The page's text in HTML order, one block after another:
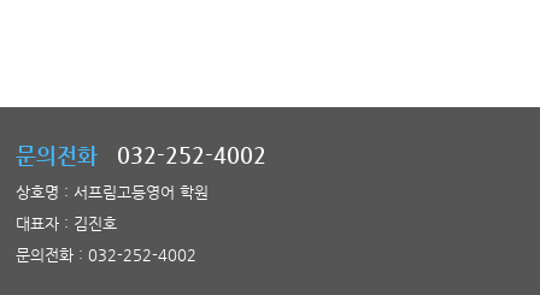
문의전화 032-252-4002
상호명 : 서프림고등영어 학원
대표자 : 김진호
문의전화 : 032-252-4002